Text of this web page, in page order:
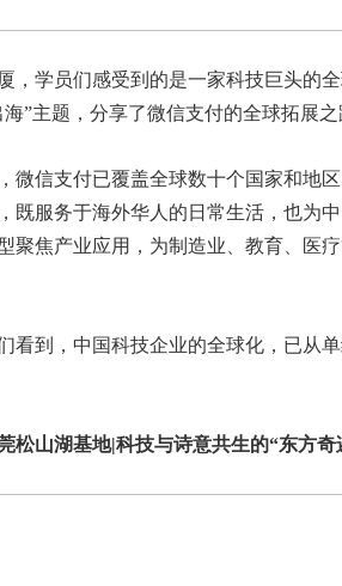
，学员们感受到的是一家科技巨头的
”主题，分享了微信支付的全球拓展
微信支付已覆盖全球数十个国家和地
既服务于海外华人的日常生活，也为
聚焦产业应用，为制造业、教育、医
看到，中国科技企业的全球化，已从
松山湖基地|科技与诗意共生的“东方奇